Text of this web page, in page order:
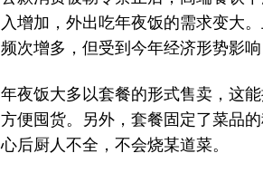
入增加，外出吃年夜饭的需求变大
频次增多，但受到今年经济形势影
年夜饭大多以套餐的形式售卖，这
方便囤货。另外，套餐固定了菜品
心后厨人不全，不会烧某道菜。